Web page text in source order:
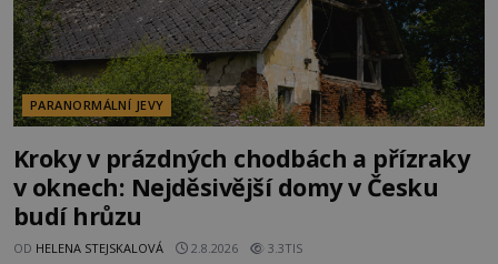
PARANORMÁLNÍ JEVY
Kroky v prázdných chodbách a přízraky
v oknech: Nejděsivější domy v Česku
budí hrůzu
OD HELENA STEJSKALOVÁ 2.8.2026 3.3TIS